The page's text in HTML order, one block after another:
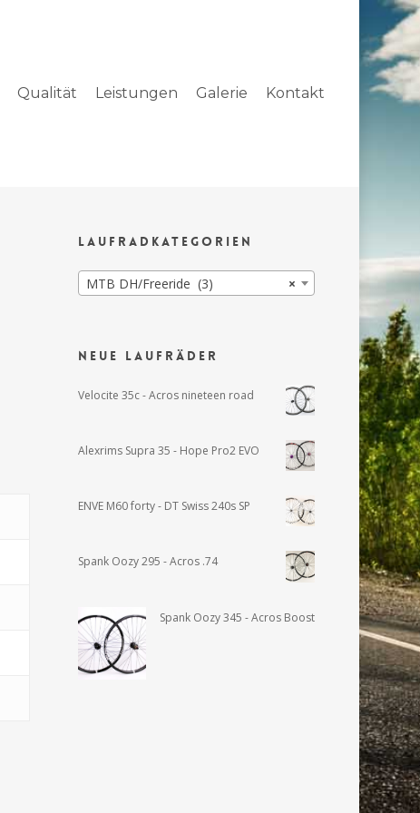
Qualität Leistungen Galerie Kontakt
Laufradkategorien
×
MTB DH/Freeride (3)
Neue Laufräder
Velocite 35c - Acros nineteen road
Alexrims Supra 35 - Hope Pro2 EVO
ENVE M60 forty - DT Swiss 240s SP
Spank Oozy 295 - Acros .74
Spank Oozy 345 - Acros Boost